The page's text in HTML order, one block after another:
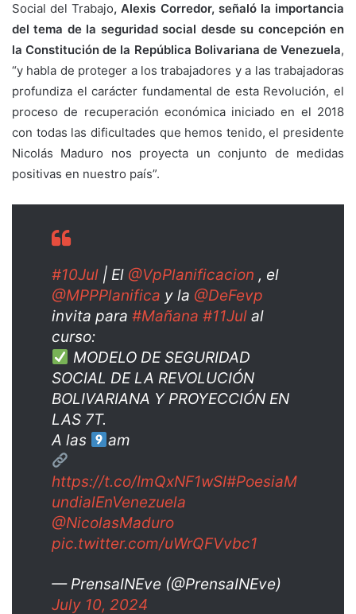
Social del Trabajo, Alexis Corredor, señaló la importancia
del tema de la seguridad social desde su concepción en
la Constitución de la República Bolivariana de Venezuela,
“y habla de proteger a los trabajadores y a las trabajadoras
profundiza el carácter fundamental de esta Revolución, el
proceso de recuperación económica iniciado en el 2018
con todas las dificultades que hemos tenido, el presidente
Nicolás Maduro nos proyecta un conjunto de medidas
positivas en nuestro país”.
#10Jul | El @VpPlanificacion , el
@MPPPlanifica y la @DeFevp
invita para #Mañana #11Jul al
curso:
MODELO DE SEGURIDAD
SOCIAL DE LA REVOLUCIÓN
BOLIVARIANA Y PROYECCIÓN EN
LAS 7T.
A las
am
https://t.co/ImQxNF1wSI#PoesiaM
undialEnVenezuela
@NicolasMaduro
pic.twitter.com/uWrQFVvbc1
— PrensaINEve (@PrensaINEve)
July 10, 2024